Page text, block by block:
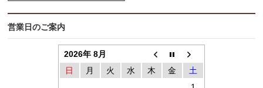
営業日のご案内
2026年 8月
日
月 火 水 木 金
土